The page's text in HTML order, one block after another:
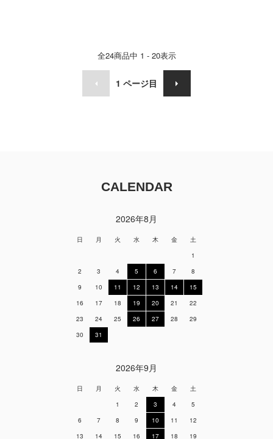
全24商品中 1 - 20表示
1 ページ目
CALENDAR
2026年8月
日 月 火 水 木 金
土
1
2
3 4 5 6 7
8
9
10 11 12 13 14
15
16
17 18 19 20 21
22
23
24 25 26 27 28
29
30
31
2026年9月
日 月 火 水 木 金
土
1
2 3 4
5
6
7 8 9 10 11
12
13
14 15 16 17 18
19